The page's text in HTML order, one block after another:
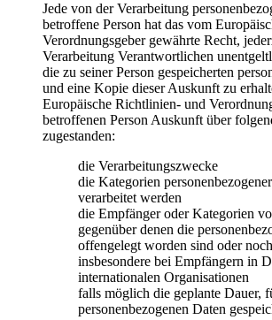
Jede von der Verarbeitung
betroffene Person hat das vom
Verordnungsgeber gewährte Recht,
Verarbeitung Verantwortlichen
die zu seiner Person gespeicherten
und eine Kopie dieser Auskunft zu
Europäische Richtlinien- und
betroffenen Person Auskunft über
zugestanden:
die Verarbeitungszwecke
die Kategorien
verarbeitet werden
die Empfänger oder Kategorien
gegenüber denen die
offengelegt worden sind oder
insbesondere bei Empfängern in
internationalen Organisationen
falls möglich die geplante Dauer,
personenbezogenen Daten